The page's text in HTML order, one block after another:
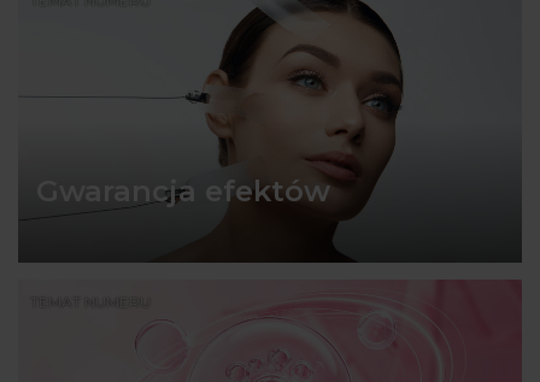
Gwarancja efektów